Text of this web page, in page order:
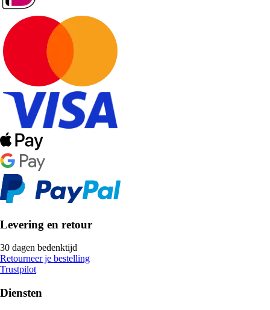
Levering en retour
30 dagen bedenktijd
Retourneer je bestelling
Trustpilot
Diensten